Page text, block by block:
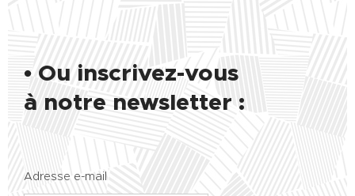
• Ou inscrivez-vous
à notre newsletter :
Adresse e-mail